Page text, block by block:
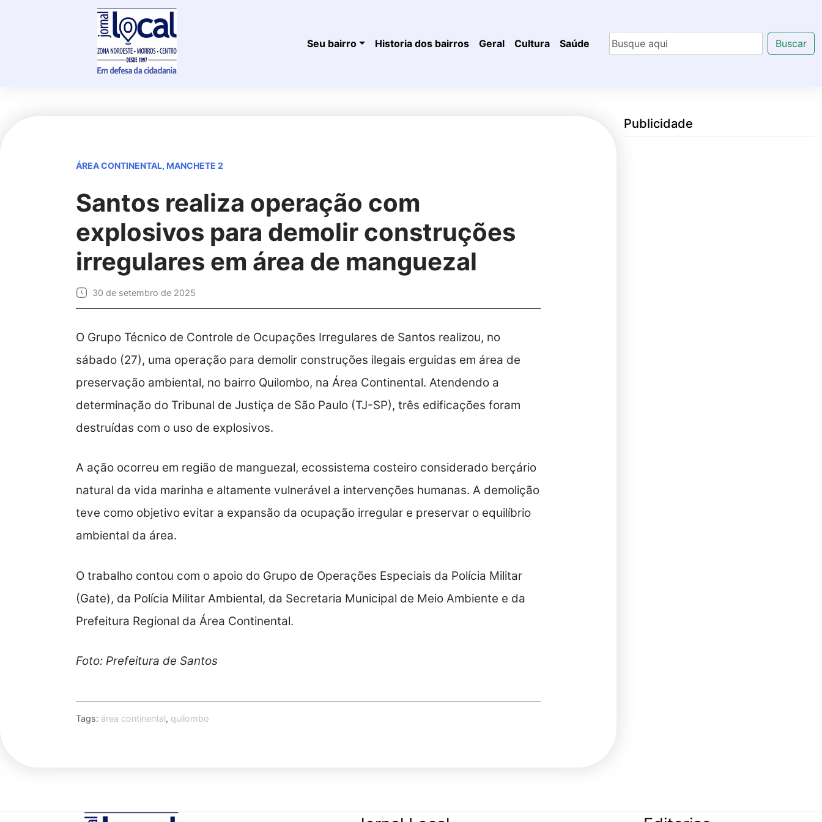
Seu bairro Historia dos bairros Geral Cultura Saúde Buscar
ÁREA CONTINENTAL, MANCHETE 2
Santos realiza operação com
explosivos para demolir construções
irregulares em área de manguezal
30 de setembro de 2025
O Grupo Técnico de Controle de Ocupações Irregulares de Santos realizou, no
sábado (27), uma operação para demolir construções ilegais erguidas em área de
preservação ambiental, no bairro Quilombo, na Área Continental. Atendendo a
determinação do Tribunal de Justiça de São Paulo (TJ-SP), três edificações foram
destruídas com o uso de explosivos.
A ação ocorreu em região de manguezal, ecossistema costeiro considerado berçário
natural da vida marinha e altamente vulnerável a intervenções humanas. A demolição
teve como objetivo evitar a expansão da ocupação irregular e preservar o equilíbrio
ambiental da área.
O trabalho contou com o apoio do Grupo de Operações Especiais da Polícia Militar
(Gate), da Polícia Militar Ambiental, da Secretaria Municipal de Meio Ambiente e da
Prefeitura Regional da Área Continental.
Foto: Prefeitura de Santos
Tags: área continental, quilombo
Publicidade